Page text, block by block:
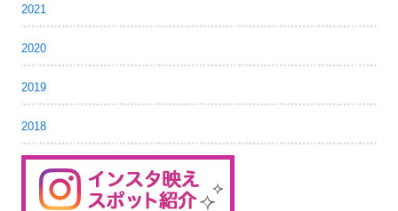
2021
2020
2019
2018